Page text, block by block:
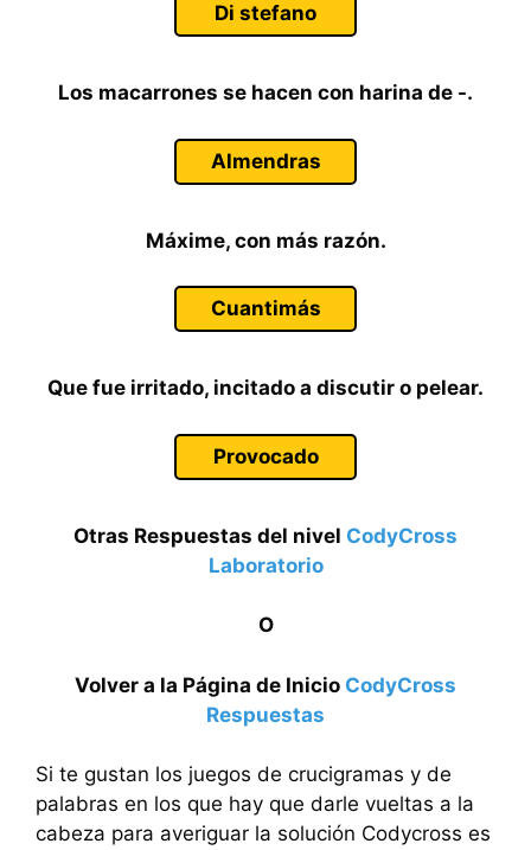
Di stefano
Los macarrones se hacen con harina de -.
Almendras
Máxime, con más razón.
Cuantimás
Que fue irritado, incitado a discutir o pelear.
Provocado
Otras Respuestas del nivel CodyCross
Laboratorio
O
Volver a la Página de Inicio CodyCross
Respuestas
Si te gustan los juegos de crucigramas y de
palabras en los que hay que darle vueltas a la
cabeza para averiguar la solución Codycross es